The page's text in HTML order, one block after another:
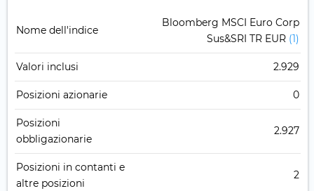
Nome dell'indice
Bloomberg MSCI Euro Corp
Sus&SRI TR EUR (1)
Valori inclusi 2.929
Posizioni azionarie 0
Posizioni
obbligazionarie
2.927
Posizioni in contanti e
altre posizioni
2